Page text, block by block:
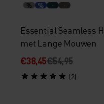
% %
Essential Seamless
met Lange Mouwen
€38,45€54,95
(2)